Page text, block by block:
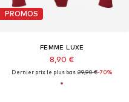
PROMOS
FEMME LUXE
8,90 €
Dernier prix le plus bas :29,90 €-70%